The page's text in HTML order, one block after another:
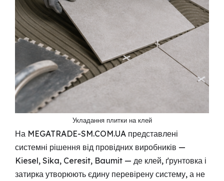
Укладання плитки на клей
На MEGATRADE-SM.COM.UA представлені
системні рішення від провідних виробників —
Kiesel, Sika, Ceresit, Baumit — де клей, ґрунтовка і
затирка утворюють єдину перевірену систему, а не